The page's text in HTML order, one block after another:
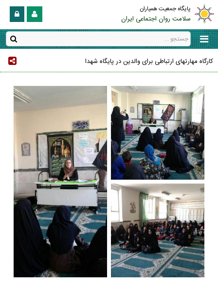
پایگاه جمعیت همیاران
سلامت روان اجتماعی ایران
کارگاه مهارتهای ارتباطی برای والدین در پایگاه شهدا